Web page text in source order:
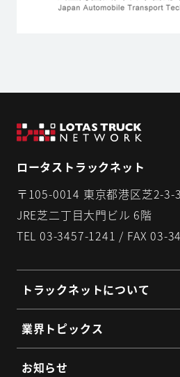
ロータストラックネット
〒105-0014 東京都港区芝2-3-3
JRE芝二丁目大門ビル 6階
TEL 03-3457-1241 / FAX 03-
トラックネットについて
組織理念
組織概要
代表挨拶
業界トピックス
お知らせ